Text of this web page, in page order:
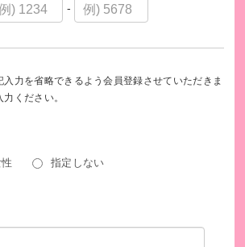
-
入力を省略できるよう会員登録させていただきま
ください。
指定しない